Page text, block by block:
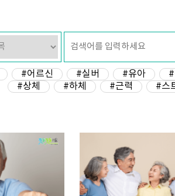
#어르신 #실버 #유아
#상체
#하체 #근력 #스